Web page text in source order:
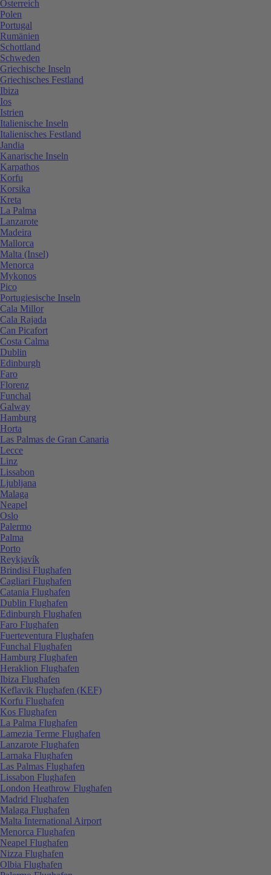
Österreich
Polen
Portugal
Rumänien
Schottland
Schweden
Griechische Inseln
Griechisches Festland
Ibiza
Ios
Istrien
Italienische Inseln
Italienisches Festland
Jandia
Kanarische Inseln
Karpathos
Korfu
Korsika
Kreta
La Palma
Lanzarote
Madeira
Mallorca
Malta (Insel)
Menorca
Mykonos
Pico
Portugiesische Inseln
Cala Millor
Cala Rajada
Can Picafort
Costa Calma
Dublin
Edinburgh
Faro
Florenz
Funchal
Galway
Hamburg
Horta
Las Palmas de Gran Canaria
Lecce
Linz
Lissabon
Ljubljana
Malaga
Neapel
Oslo
Palermo
Palma
Porto
Reykjavík
Brindisi Flughafen
Cagliari Flughafen
Catania Flughafen
Dublin Flughafen
Edinburgh Flughafen
Faro Flughafen
Fuerteventura Flughafen
Funchal Flughafen
Hamburg Flughafen
Heraklion Flughafen
Ibiza Flughafen
Keflavik Flughafen (KEF)
Korfu Flughafen
Kos Flughafen
La Palma Flughafen
Lamezia Terme Flughafen
Lanzarote Flughafen
Larnaka Flughafen
Las Palmas Flughafen
Lissabon Flughafen
London Heathrow Flughafen
Madrid Flughafen
Malaga Flughafen
Malta International Airport
Menorca Flughafen
Neapel Flughafen
Nizza Flughafen
Olbia Flughafen